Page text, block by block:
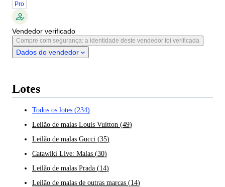
Pro
Vendedor verificado
Compre com segurança: a identidade deste vendedor foi verificada
Dados do vendedor
Lotes
Todos os lotes (234)
Leilão de malas Louis Vuitton (49)
Leilão de malas Gucci (35)
Catawiki Live: Malas (30)
Leilão de malas Prada (14)
Leilão de malas de outras marcas (14)